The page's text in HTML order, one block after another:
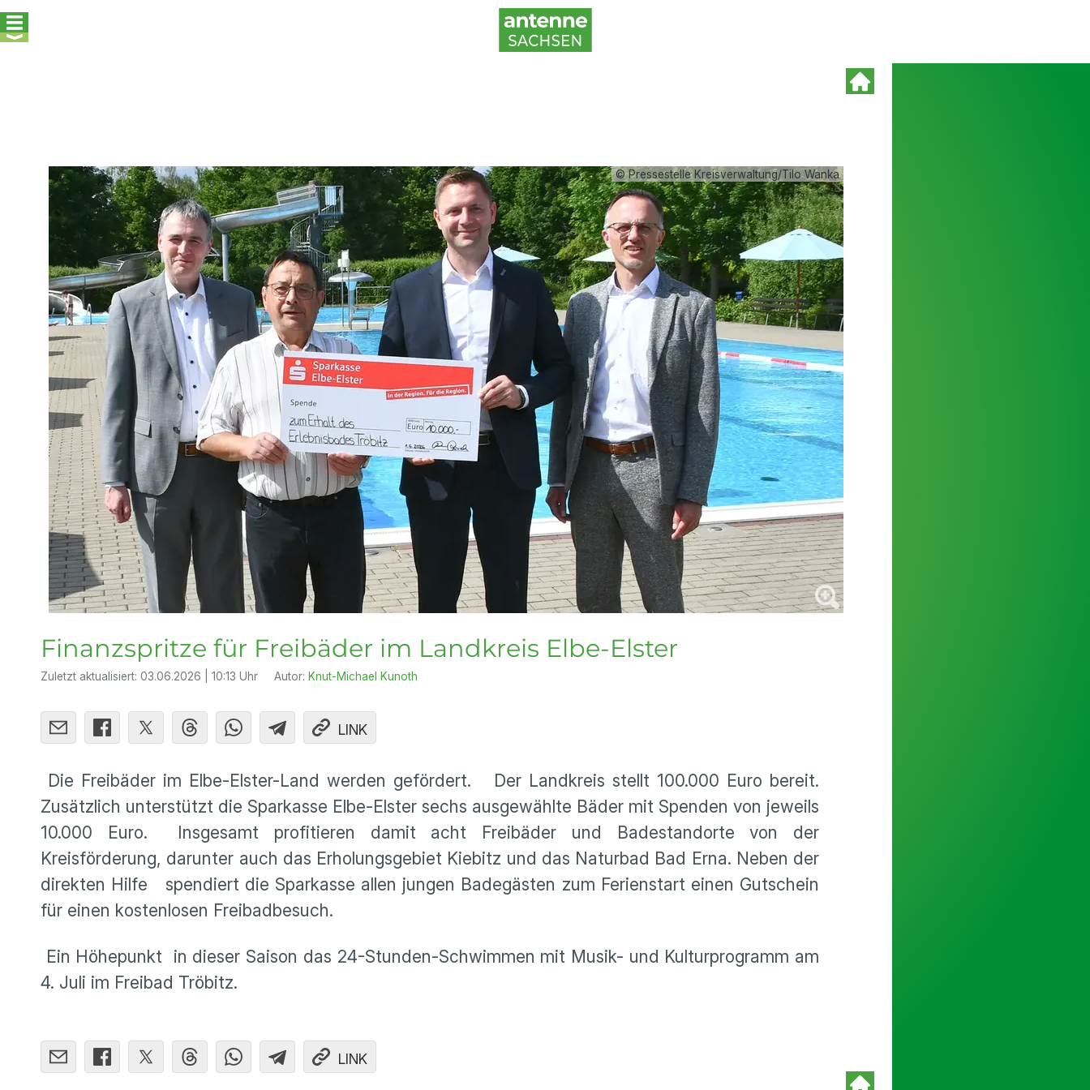
© Pressestelle Kreisverwaltung/Tilo Wanka
Finanzspritze für Freibäder im Landkreis Elbe-Elster
Zuletzt aktualisiert: 03.06.2026 | 10:13 Uhr Autor: Knut-Michael Kunoth
LINK
Die Freibäder im Elbe-Elster-Land werden gefördert. Der Landkreis stellt 100.000 Euro bereit.
Zusätzlich unterstützt die Sparkasse Elbe-Elster sechs ausgewählte Bäder mit Spenden von jeweils
10.000 Euro. Insgesamt profitieren damit acht Freibäder und Badestandorte von der
Kreisförderung, darunter auch das Erholungsgebiet Kiebitz und das Naturbad Bad Erna. Neben der
direkten Hilfe spendiert die Sparkasse allen jungen Badegästen zum Ferienstart einen Gutschein
für einen kostenlosen Freibadbesuch.
Ein Höhepunkt in dieser Saison das 24-Stunden-Schwimmen mit Musik- und Kulturprogramm am
4. Juli im Freibad Tröbitz.
LINK